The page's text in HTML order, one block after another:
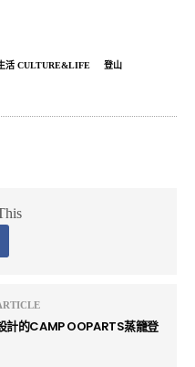
活 CULTURE&LIFE 登山
計的CAMP OOPARTS蒸籠登